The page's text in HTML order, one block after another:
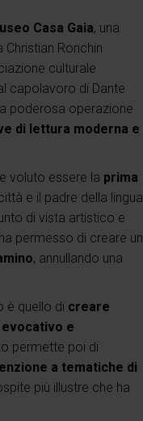
Casa Gaia, una
Ronchin
culturale
capolavoro di Dante
poderosa operazione
di lettura moderna e
voluto essere la prima
e il padre della lingua
di vista artistico e
permesso di creare un
, annullando una
è quello di creare
e
permette poi di
a tematiche di
più illustre che ha